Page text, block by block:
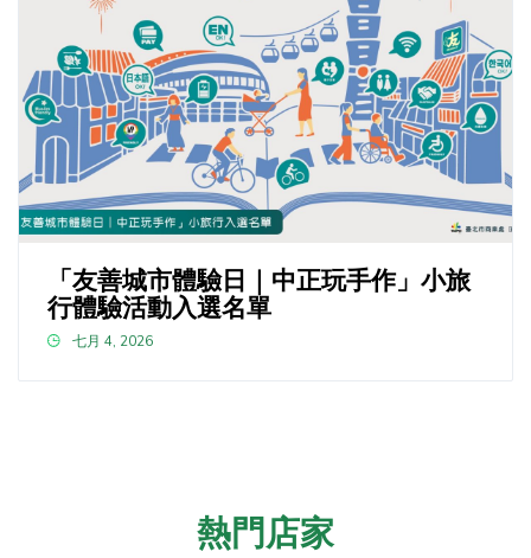
「友善城市體驗日｜中正玩手作」小旅
行體驗活動入選名單
七月 4, 2026
熱門店家